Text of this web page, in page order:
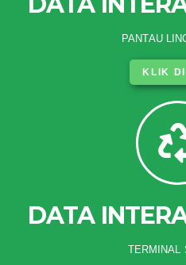
PANTAU
KLIK DI
DATA
TERMINAL